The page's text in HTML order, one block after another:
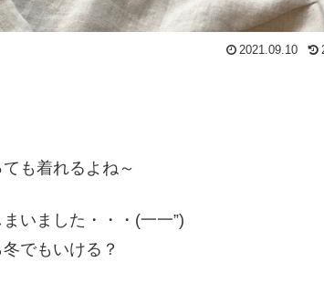
2021.09.10
も着れるよね～
いました・・・(一一”)
でもいける？